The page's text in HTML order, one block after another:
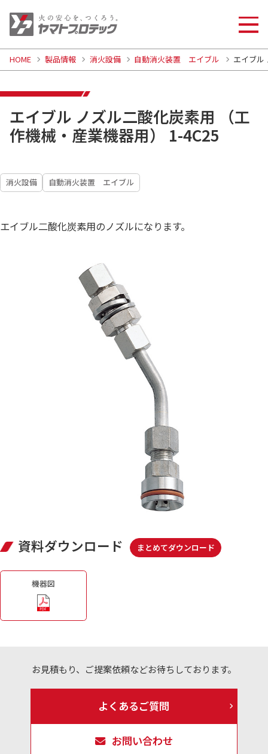
エイブル ノズル二酸化炭素用 （工
作機械・産業機器用） 1-4C25
HOME 製品情報 消火設備 自動消火装置 エイブル エイブル
消火設備 自動消火装置 エイブル
エイブル二酸化炭素用のノズルになります。
資料ダウンロード まとめてダウンロード
機器図
お見積もり、ご提案依頼などお待ちしております。
よくあるご質問
お問い合わせ